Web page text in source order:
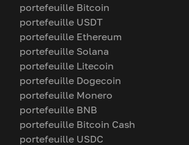
portefeuille Bitcoin
portefeuille USDT
portefeuille Ethereum
portefeuille Solana
portefeuille Litecoin
portefeuille Dogecoin
portefeuille Monero
portefeuille BNB
portefeuille Bitcoin Cash
portefeuille USDC